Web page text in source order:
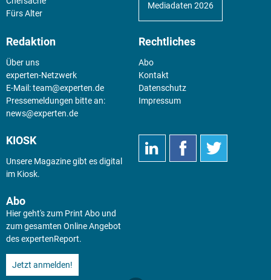
Fürs Alter
Mediadaten 2026
Redaktion
Über uns
experten-Netzwerk
E-Mail:team@experten.de
Pressemeldungen bitte an:
news@experten.de
Rechtliches
Abo
Kontakt
Datenschutz
Impressum
KIOSK
Unsere Magazine gibt es digital
im Kiosk.
Abo
Hier geht's zum Print Abo und
zum gesamten Online Angebot
des expertenReport.
Jetzt anmelden!